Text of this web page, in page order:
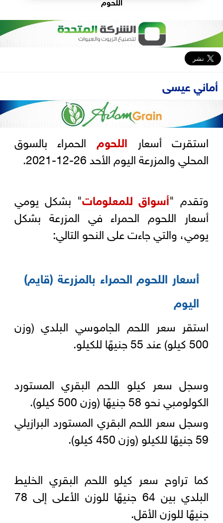
أماني عيسى
استقرت أسعار اللحوم الحمراء بالسوق
المحلي والمزرعة اليوم الأحد 26-12-2021.
وتقدم "أسواق للمعلومات" بشكل يومي
أسعار اللحوم الحمراء في المزرعة بشكل
يومي، والتي جاءت على النحو التالي:
أسعار اللحوم الحمراء بالمزرعة (قايم)
اليوم
استقر سعر اللحم الجاموسي البلدي (وزن
500 كيلو) عند 55 جنيهًا للكيلو.
وسجل سعر كيلو اللحم البقري المستورد
الكولومبي نحو 58 جنيهًا (وزن 500 كيلو).
وسجل سعر اللحم البقري المستورد البرازيلي
59 جنيهًا للكيلو (وزن 450 كيلو).
كما تراوح سعر كيلو اللحم البقري الخليط
البلدي بين 64 جنيهًا للوزن الأعلى إلى 78
جنيهًا للوزن الأقل.